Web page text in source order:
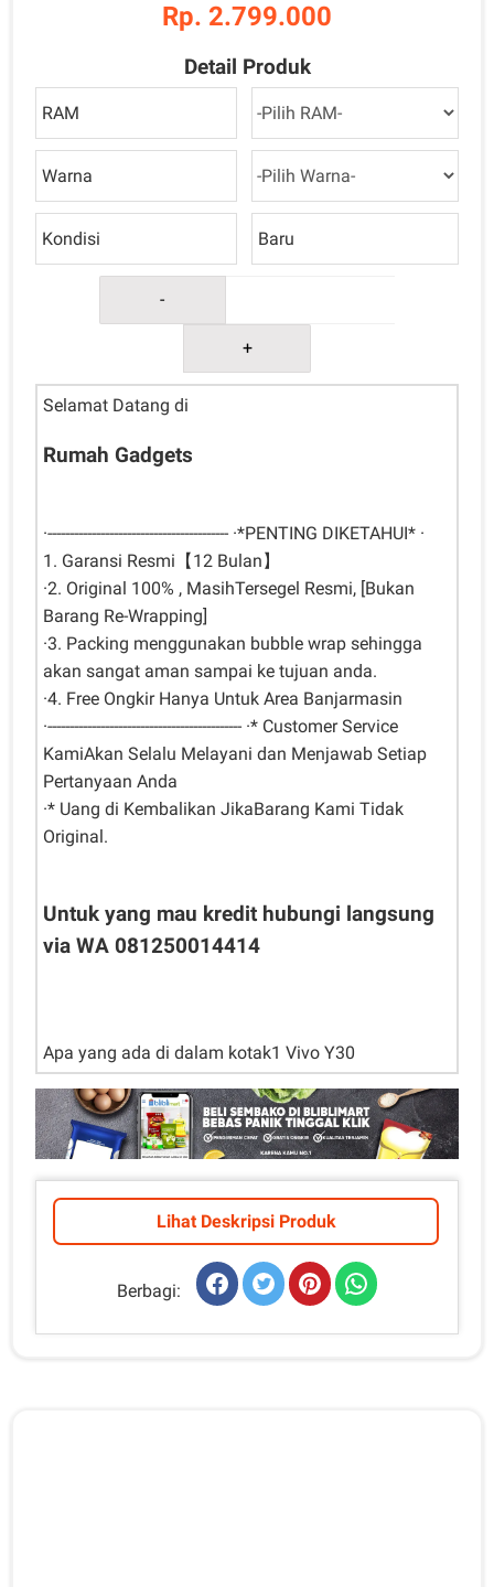
Rp. 2.799.000
Detail Produk
RAM
Warna
Kondisi Baru
-
+
Selamat Datang di
Rumah Gadgets
·----------------------------------------- ·*PENTING DIKETAHUI* ·
1. Garansi Resmi【12 Bulan】
·2. Original 100% , MasihTersegel Resmi, [Bukan
Barang Re-Wrapping]
·3. Packing menggunakan bubble wrap sehingga
akan sangat aman sampai ke tujuan anda.
·4. Free Ongkir Hanya Untuk Area Banjarmasin
·-------------------------------------------- ·* Customer Service
KamiAkan Selalu Melayani dan Menjawab Setiap
Pertanyaan Anda
·* Uang di Kembalikan JikaBarang Kami Tidak
Original.
Untuk yang mau kredit hubungi langsung
via WA 081250014414
Apa yang ada di dalam kotak1 Vivo Y30
Lihat Deskripsi Produk
Berbagi: